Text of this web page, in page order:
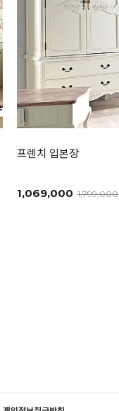
프렌치 입본장
1,069,000 1,799,000